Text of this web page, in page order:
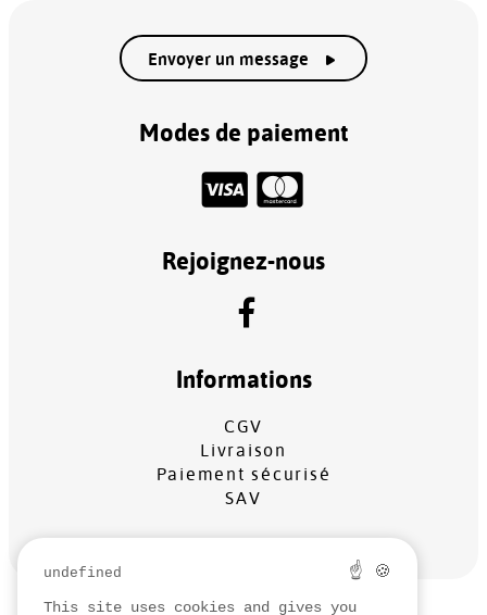
Envoyer un message
Modes de paiement
Rejoignez-nous
Informations
CGV
Livraison
Paiement sécurisé
SAV
undefined ☝ 🍪
This site uses cookies and gives you